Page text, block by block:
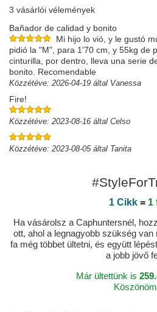
3 vásárlói vélemények
Bañador de calidad y bonito
Mi hijo lo vió, y le gustó
pidió la "M", para 1'70 cm, y 55kg de
cinturilla, por dentro, lleva una serie
bonito. Recomendable
Közzétéve: 2026-04-19 által Vanessa
Fire!
Közzétéve: 2023-08-16 által Celso
Közzétéve: 2023-08-05 által Tanita
1 Cikk= 1
Ha vásárolsz a Caphuntersnél,
ott, ahol a legnagyobb szükség van
fa még többet ültetni, és együtt
a jobb jövő
Már ültettünk is